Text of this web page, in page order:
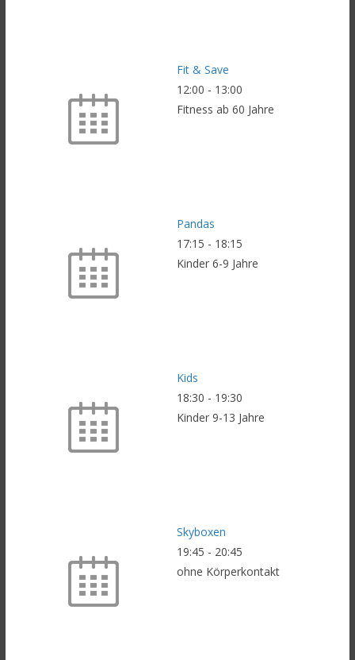
Fit & Save
12:00 - 13:00
Fitness ab 60 Jahre
Pandas
17:15 - 18:15
Kinder 6-9 Jahre
Kids
18:30 - 19:30
Kinder 9-13 Jahre
Skyboxen
19:45 - 20:45
ohne Körperkontakt